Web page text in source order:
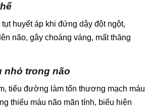
huyết áp khi đứng dậy đột ngột,
não, gây choáng váng, mất thăng
nhỏ trong não
tiểu đường làm tổn thương mạch máu
thiếu máu não mãn tính, biểu hiện